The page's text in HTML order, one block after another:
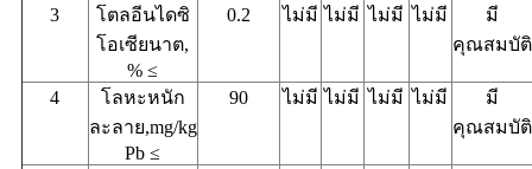
3
โตลอีนไดซิ
โอเซียนาต,
% ≤
0.2 ไม่มี ไม่มี ไม่มี ไม่มี
มี
คุณสมบัติ
4
โลหะหนัก
ละลาย,mg/kg
Pb ≤
90 ไม่มี ไม่มี ไม่มี ไม่มี
มี
คุณสมบัติ